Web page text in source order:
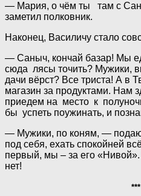
— Мария, о чём ты там с
заметил полковник.
Наконец, Василичу стало
— Саныч, кончай базар! Мы
сюда лясы точить? Мужики,
дачи вёрст? Все триста! А в
магазин за продуктами. Нам
приедем на место к
бы успеть поужинать, и
— Мужики, по коням, —
под себя, ехать спокойней
первый, мы – за его
нет!
***